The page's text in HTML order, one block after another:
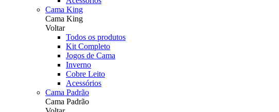
Cama King
Cama King
Voltar
Todos os produtos
Kit Completo
Jogos de Cama
Inverno
Cobre Leito
Acessórios
Cama Padrão
Cama Padrão